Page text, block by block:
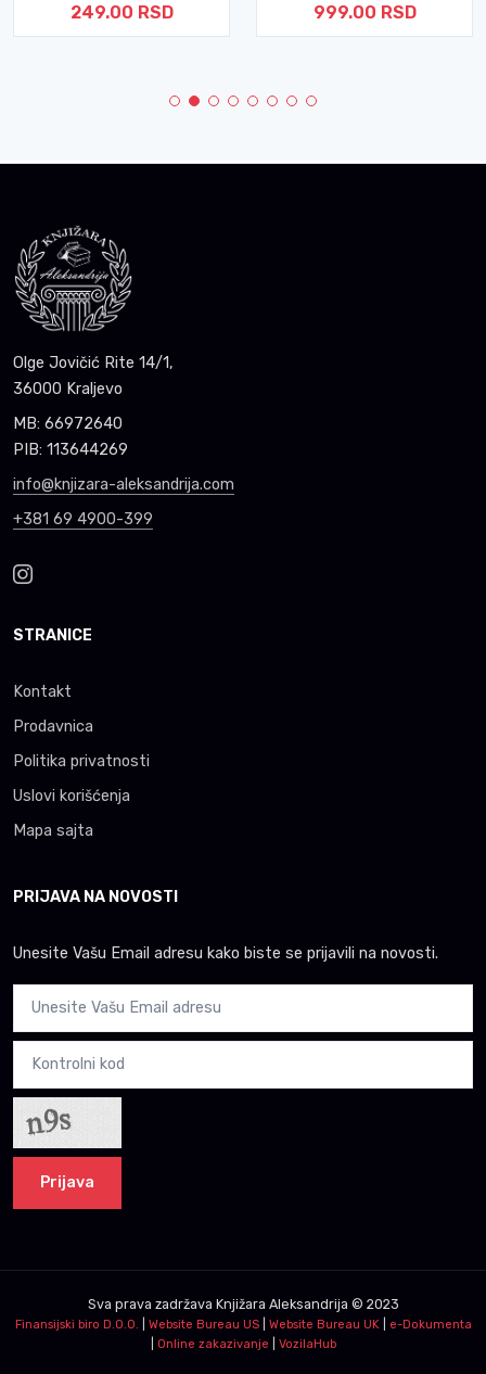
249.00 RSD 999.00 RSD
Olge Jovičić Rite 14/1,
36000 Kraljevo
MB: 66972640
PIB: 113644269
info@knjizara-aleksandrija.com
+381 69 4900-399
STRANICE
Kontakt
Prodavnica
Politika privatnosti
Uslovi korišćenja
Mapa sajta
PRIJAVA NA NOVOSTI
Unesite Vašu Email adresu kako biste se prijavili na novosti.
Prijava
Sva prava zadržava Knjižara Aleksandrija © 2023
Finansijski biro D.O.O. Website Bureau US| Website Bureau UK|
e-Dokumenta
Online zakazivanje VozilaHub